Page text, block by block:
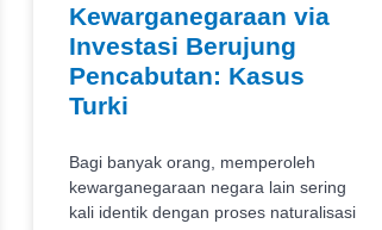
Kewarganegaraan via
Investasi Berujung
Pencabutan: Kasus
Turki
Bagi banyak orang, memperoleh
kewarganegaraan negara lain sering
kali identik dengan proses naturalisasi